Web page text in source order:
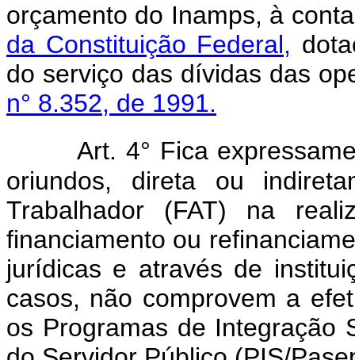
orçamento do Inamps, à
da Constituição Federal,
do serviço das dívidas das
n° 8.352, de 1991.
Art. 4° Fica
oriundos, direta ou
Trabalhador (FAT) na
financiamento ou
jurídicas e através de
casos, não comprovem a
os Programas de Integração